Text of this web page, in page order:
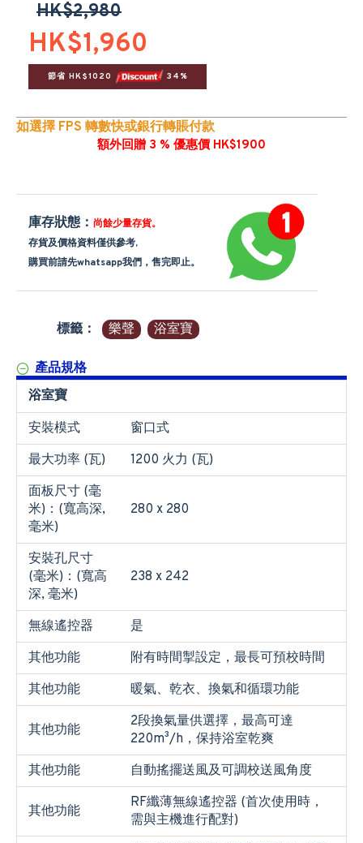
HK$1,960
HK$2,980
節省 HK$1020 34%
如選擇 FPS 轉數快或銀行轉賬付款
額外回贈 3 % 優惠價 HK$1900
庫存狀態： 尚餘少量存貨。
存貨及價格資料僅供參考,
購買前請先whatsapp我們，售完即止。
標籤： 樂聲 浴室寶
產品規格
浴室寶
安裝模式
窗口式
最大功率 (瓦)
1200 火力 (瓦)
面板尺寸 (毫
米)：(寬高深,
毫米)
280 x 280
安裝孔尺寸
(毫米)：(寬高
深, 毫米)
238 x 242
無線遙控器
是
其他功能
附有時間掣設定，最長可預校時間
其他功能
暖氣、乾衣、換氣和循環功能
其他功能
2段換氣量供選擇，最高可達
220m³/h，保持浴室乾爽
其他功能
自動搖擺送風及可調校送風角度
其他功能
RF纖薄無線遙控器 (首次使用時，
需與主機進行配對)